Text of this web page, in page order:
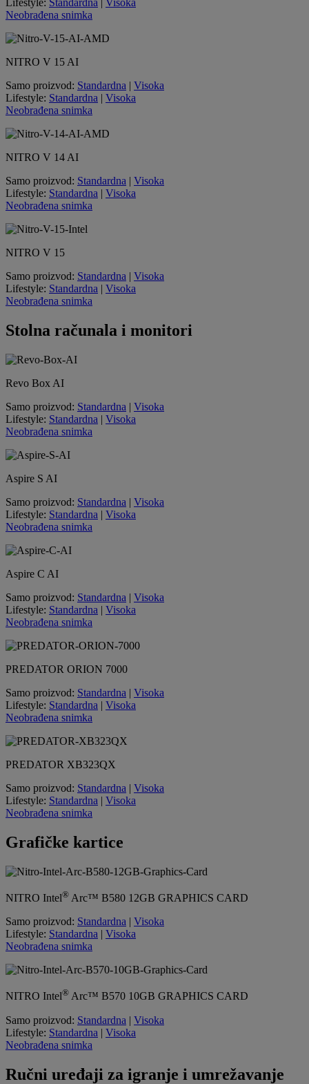
Lifestyle: Standardna
Visoka
Neobrađena snimka
NITRO V 15 AI
Samo proizvod: Standardna | Visoka
Lifestyle: Standardna | Visoka
Neobrađena snimka
NITRO V 14 AI
Samo proizvod: Standardna | Visoka
Lifestyle: Standardna | Visoka
Neobrađena snimka
NITRO V 15
Samo proizvod: Standardna | Visoka
Lifestyle: Standardna | Visoka
Neobrađena snimka
Stolna računala i monitori
Revo Box AI
Samo proizvod: Standardna | Visoka
Lifestyle: Standardna | Visoka
Neobrađena snimka
Aspire S AI
Samo proizvod: Standardna | Visoka
Lifestyle: Standardna | Visoka
Neobrađena snimka
Aspire C AI
Samo proizvod: Standardna | Visoka
Lifestyle: Standardna | Visoka
Neobrađena snimka
PREDATOR ORION 7000
Samo proizvod: Standardna | Visoka
Lifestyle: Standardna | Visoka
Neobrađena snimka
PREDATOR XB323QX
Samo proizvod: Standardna | Visoka
Lifestyle: Standardna | Visoka
Neobrađena snimka
Grafičke kartice
NITRO Intel® Arc™ B580 12GB GRAPHICS CARD
Samo proizvod: Standardna | Visoka
Lifestyle: Standardna | Visoka
Neobrađena snimka
NITRO Intel® Arc™ B570 10GB GRAPHICS CARD
Samo proizvod: Standardna | Visoka
Lifestyle: Standardna | Visoka
Neobrađena snimka
Ručni uređaji za igranje i umrežavanje